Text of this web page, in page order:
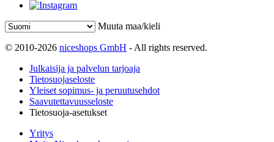
Muuta maa/kieli
© 2010-2026 niceshops GmbH - All rights reserved.
Julkaisija ja palvelun tarjoaja
Tietosuojaseloste
Yleiset sopimus- ja peruutusehdot
Saavutettavuusseloste
Tietosuoja-asetukset
Yritys